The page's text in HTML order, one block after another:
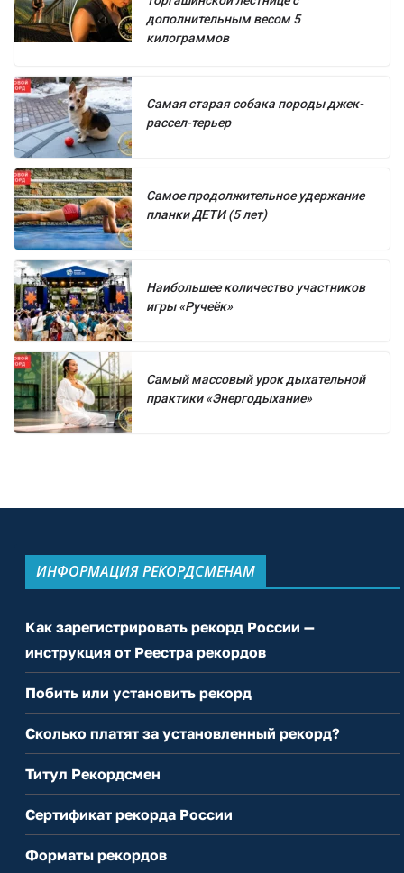
дополнительным весом 5
килограммов
Самая старая собака породы джек-
рассел-терьер
Самое продолжительное удержание
планки ДЕТИ (5 лет)
Наибольшее количество участников
игры «Ручеёк»
Самый массовый урок дыхательной
практики «Энергодыхание»
ИНФОРМАЦИЯ РЕКОРДСМЕНАМ
Как зарегистрировать рекорд России —
инструкция от Реестра рекордов
Побить или установить рекорд
Сколько платят за установленный рекорд?
Титул Рекордсмен
Сертификат рекорда России
Форматы рекордов